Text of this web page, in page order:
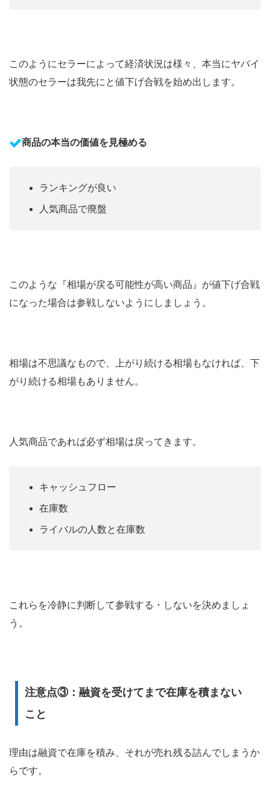
このようにセラーによって経済状況は様々、本当にヤバイ
状態のセラーは我先にと値下げ合戦を始め出します。
商品の本当の価値を見極める
ランキングが良い
人気商品で廃盤
このような『相場が戻る可能性が高い商品』が値下げ合戦
になった場合は参戦しないようにしましょう。
相場は不思議なもので、上がり続ける相場もなければ、下
がり続ける相場もありません。
人気商品であれば必ず相場は戻ってきます。
キャッシュフロー
在庫数
ライバルの人数と在庫数
これらを冷静に判断して参戦する・しないを決めましょ
う。
注意点③：融資を受けてまで在庫を積まない
こと
理由は融資で在庫を積み、それが売れ残る詰んでしまうか
らです。